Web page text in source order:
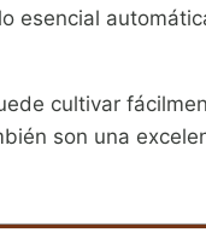
esencial
cultivar
son una